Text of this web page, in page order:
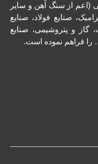
(اعم از سنگ آهن و سایر
صنایع فولاد، صنایع
گاز و پتروشیمی، صنایع
را فراهم نموده است.